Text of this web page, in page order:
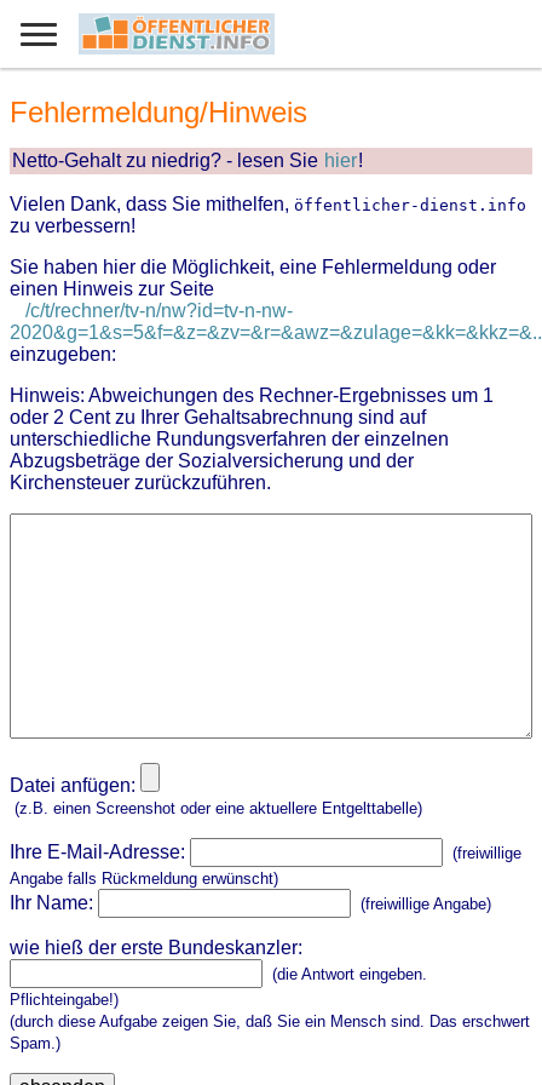
Fehlermeldung/Hinweis
Netto-Gehalt zu niedrig? - lesen Sie hier!
Vielen Dank, dass Sie mithelfen, öffentlicher-dienst.info
zu verbessern!
Sie haben hier die Möglichkeit, eine Fehlermeldung oder
einen Hinweis zur Seite
/c/t/rechner/tv-n/nw?id=tv-n-nw-
einzugeben:
Hinweis: Abweichungen des Rechner-Ergebnisses um 1
oder 2 Cent zu Ihrer Gehaltsabrechnung sind auf
unterschiedliche Rundungsverfahren der einzelnen
Abzugsbeträge der Sozialversicherung und der
Kirchensteuer zurückzuführen.
Datei anfügen:
(z.B. einen Screenshot oder eine aktuellere Entgelttabelle)
Ihre E-Mail-Adresse:
(freiwillige
Angabe falls Rückmeldung erwünscht)
Ihr Name: (freiwillige Angabe)
wie hieß der erste Bundeskanzler:
(die Antwort eingeben.
Pflichteingabe!)
(durch diese Aufgabe zeigen Sie, daß Sie ein Mensch sind. Das erschwert
Spam.)